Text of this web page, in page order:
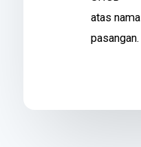
atas
pasangan.